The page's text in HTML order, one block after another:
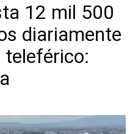
12 mil 500
diariamente
teleférico: